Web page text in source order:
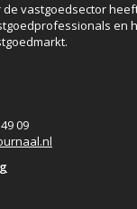
vastgoedsector
en
09